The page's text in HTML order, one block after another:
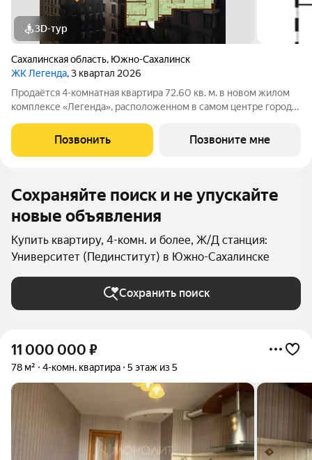
3D-тур
Сахалинская область, Южно-Сахалинск
ЖК Легенда, 3 квартал 2026
Продаётся 4-комнатная квартира 72.60 кв. м. в новом жилом
комплексе «Легенда», расположенном в самом центре города
им. Космонавта Поповича. Жилой комплекс бизнес-класса
Позвонить Позвоните мне
Сохраняйте поиск и не упускайте
новые объявления
Купить квартиру, 4-комн. и более, Ж/Д станция:
Университет (Пединститут) в Южно-Сахалинске
Сохранить поиск
11 000 000 ₽
78 м² 4-комн. квартира 5 этаж из 5